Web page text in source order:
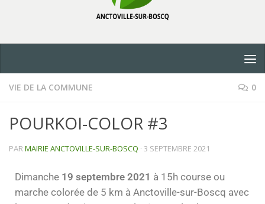
VIE DE LA COMMUNE 0
POURKOI-COLOR #3
PARMAIRIE ANCTOVILLE-SUR-BOSCQ · 3 SEPTEMBRE 2021
Dimanche 19 septembre 2021 à 15h course ou
marche colorée de 5 km à Anctoville-sur-Boscq avec